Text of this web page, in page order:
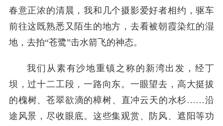
春意正浓的清晨，我和几个摄影爱好者相约，驱车
前往这既熟悉又陌生的地方，去看被朝霞染红的湿
地，去拍“苍鹭”击水箭飞的神态。
我们从素有沙地重镇之称的新湾出发，经丁
坝，过十二工段，一路向东。一眼望去，高大挺拔
的槐树、苍翠欲滴的樟树、直冲云天的水杉……沿
途风景，尽收眼底。这些集观赏、防风、遮阳等功